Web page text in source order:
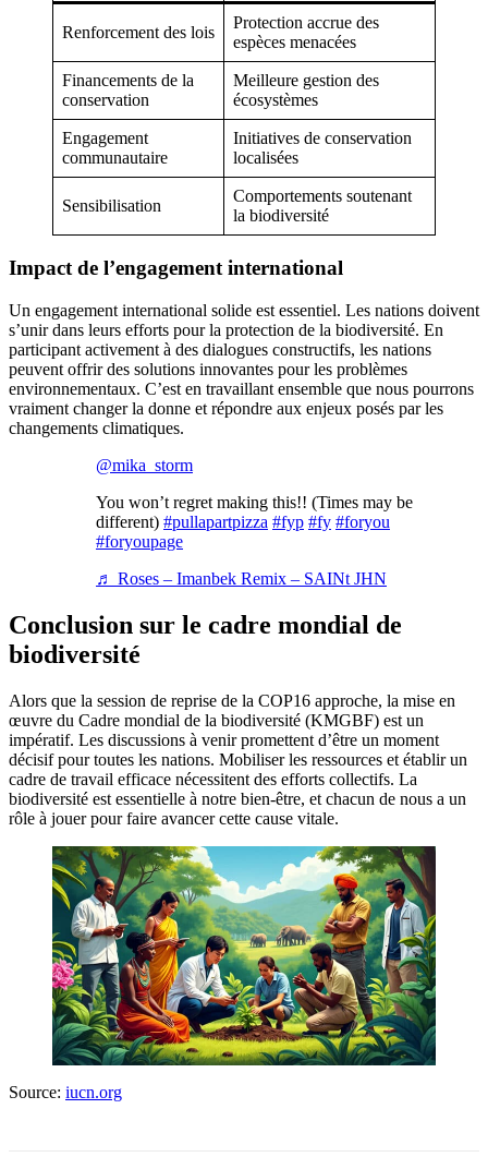
Renforcement des lois
Protection accrue des
espèces menacées
Financements de la
conservation
Meilleure gestion des
écosystèmes
Engagement
communautaire
Initiatives de conservation
localisées
Sensibilisation
Comportements soutenant
la biodiversité
Impact de l’engagement international
Un engagement international solide est essentiel. Les nations doivent
s’unir dans leurs efforts pour la protection de la biodiversité. En
participant activement à des dialogues constructifs, les nations
peuvent offrir des solutions innovantes pour les problèmes
environnementaux. C’est en travaillant ensemble que nous pourrons
vraiment changer la donne et répondre aux enjeux posés par les
changements climatiques.
@mika_storm
You won’t regret making this!! (Times may be
different) #pullapartpizza #fyp #fy #foryou
#foryoupage
♬ Roses – Imanbek Remix – SAINt JHN
Conclusion sur le cadre mondial de
biodiversité
Alors que la session de reprise de la COP16 approche, la mise en
œuvre du Cadre mondial de la biodiversité (KMGBF) est un
impératif. Les discussions à venir promettent d’être un moment
décisif pour toutes les nations. Mobiliser les ressources et établir un
cadre de travail efficace nécessitent des efforts collectifs. La
biodiversité est essentielle à notre bien-être, et chacun de nous a un
rôle à jouer pour faire avancer cette cause vitale.
Source: iucn.org